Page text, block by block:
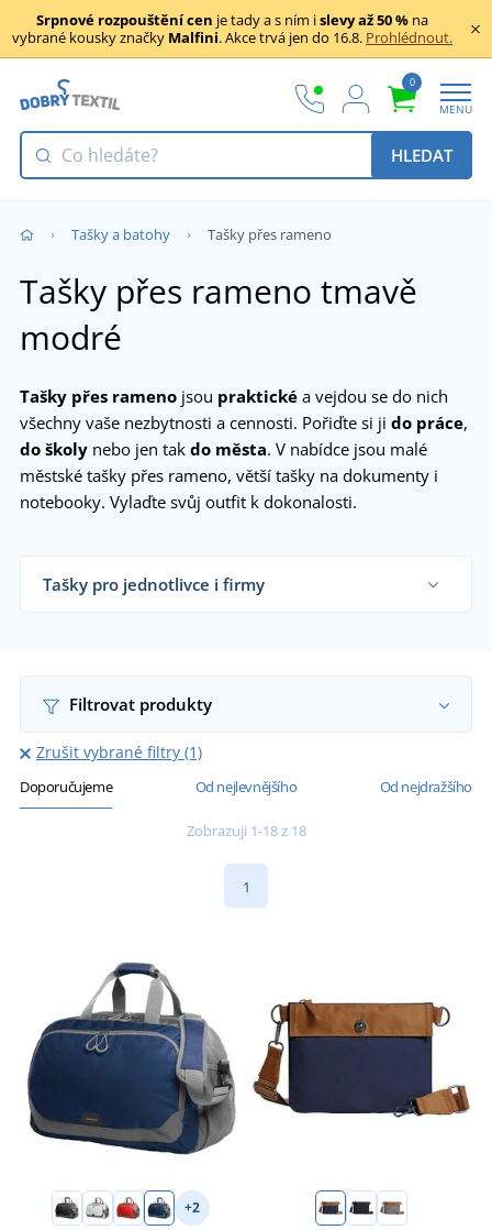
Srpnové rozpouštění cen je tady a s ním islevy až 50 % na
vybrané kousky značky Malfini. Akce trvá jen do 16.8. Prohlédnout.
0
MENU
HLEDAT
Tašky a batohy Tašky přes rameno
Tašky přes rameno tmavě
modré
Tašky přes rameno jsou praktické a vejdou se do nich
všechny vaše nezbytnosti a cennosti. Pořiďte si ji do práce,
do školy nebo jen tak do města. V nabídce jsou malé
městské tašky přes rameno, větší tašky na dokumenty i
notebooky. Vylaďte svůj outfit k dokonalosti.
Tašky pro jednotlivce i firmy
Filtrovat produkty
Zrušit vybrané filtry (1)
Doporučujeme Od nejlevnějšího Od nejdražšího
Zobrazuji 1-18 z 18
1
+2